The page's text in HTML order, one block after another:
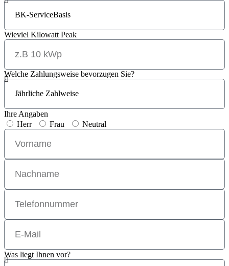
Wieviel Kilowatt Peak
Welche Zahlungsweise bevorzugen Sie?
Ihre Angaben
Herr
Frau Neutral
Was liegt Ihnen vor?